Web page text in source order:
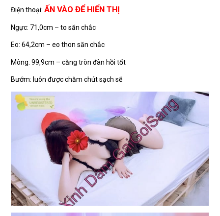
Điện thoại:ẤN VÀO ĐỂ HIỂN THỊ
Ngực: 71,0cm – to săn chắc
Eo: 64,2cm – eo thon săn chắc
Mông: 99,9cm – căng tròn đàn hồi tốt
Bướm: luôn được chăm chút sạch sẽ